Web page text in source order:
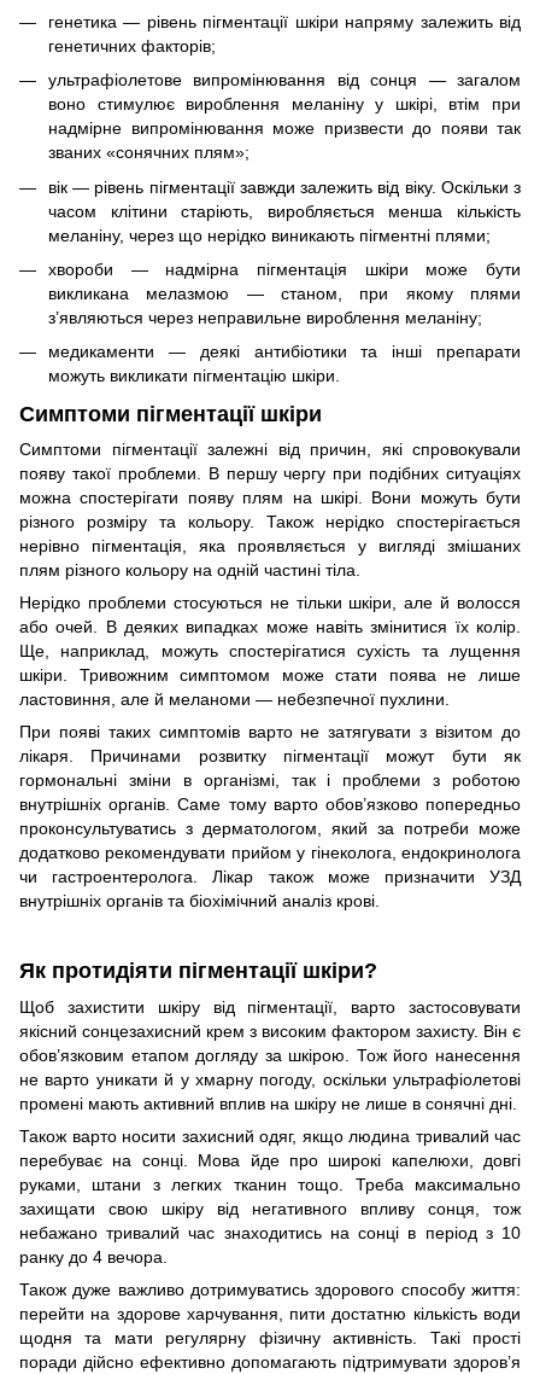
генетика — рівень пігментації шкіри напряму залежить від
генетичних факторів;
ультрафіолетове випромінювання від сонця — загалом
воно стимулює вироблення меланіну у шкірі, втім при
надмірне випромінювання може призвести до появи так
званих «сонячних плям»;
вік — рівень пігментації завжди залежить від віку. Оскільки з
часом клітини старіють, виробляється менша кількість
меланіну, через що нерідко виникають пігментні плями;
хвороби — надмірна пігментація шкіри може бути
викликана мелазмою — станом, при якому плями
з’являються через неправильне вироблення меланіну;
медикаменти — деякі антибіотики та інші препарати
можуть викликати пігментацію шкіри.
Симптоми пігментації шкіри
Симптоми пігментації залежні від причин, які спровокували
появу такої проблеми. В першу чергу при подібних ситуаціях
можна спостерігати появу плям на шкірі. Вони можуть бути
різного розміру та кольору. Також нерідко спостерігається
нерівно пігментація, яка проявляється у вигляді змішаних
плям різного кольору на одній частині тіла.
Нерідко проблеми стосуються не тільки шкіри, але й волосся
або очей. В деяких випадках може навіть змінитися їх колір.
Ще, наприклад, можуть спостерігатися сухість та лущення
шкіри. Тривожним симптомом може стати поява не лише
ластовиння, але й меланоми — небезпечної пухлини.
При появі таких симптомів варто не затягувати з візитом до
лікаря. Причинами розвитку пігментації можут бути як
гормональні зміни в організмі, так і проблеми з роботою
внутрішніх органів. Саме тому варто обов’язково попередньо
проконсультуватись з дерматологом, який за потреби може
додатково рекомендувати прийом у гінеколога, ендокринолога
чи гастроентеролога. Лікар також може призначити УЗД
внутрішніх органів та біохімічний аналіз крові.
Як протидіяти пігментації шкіри?
Щоб захистити шкіру від пігментації, варто застосовувати
якісний сонцезахисний крем з високим фактором захисту. Він є
обов’язковим етапом догляду за шкірою. Тож його нанесення
не варто уникати й у хмарну погоду, оскільки ультрафіолетові
промені мають активний вплив на шкіру не лише в сонячні дні.
Також варто носити захисний одяг, якщо людина тривалий час
перебуває на сонці. Мова йде про широкі капелюхи, довгі
руками, штани з легких тканин тощо. Треба максимально
захищати свою шкіру від негативного впливу сонця, тож
небажано тривалий час знаходитись на сонці в період з 10
ранку до 4 вечора.
Також дуже важливо дотримуватись здорового способу життя:
перейти на здорове харчування, пити достатню кількість води
щодня та мати регулярну фізичну активність. Такі прості
поради дійсно ефективно допомагають підтримувати здоров’я